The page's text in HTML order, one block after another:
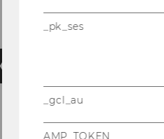
_pk_ses
_gcl_au
AMP_TOKEN